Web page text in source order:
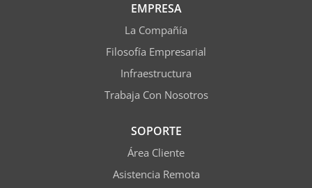
EMPRESA
La Compañía
Filosofía Empresarial
Infraestructura
Trabaja Con Nosotros
SOPORTE
Área Cliente
Asistencia Remota